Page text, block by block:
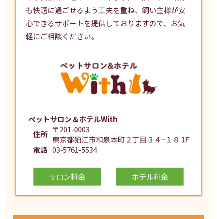
も快適に過ごせるよう工夫を重ね、飼い主様が安
心できるサポートを提供しておりますので、お気
軽にご相談ください。
ペットサロン＆ホテルWith
住所 〒201-0003
東京都狛江市和泉本町２丁目３４−１８ 1F
電話 03-5761-5534
サロン料金 ホテル料金